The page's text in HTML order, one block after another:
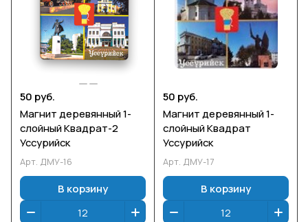
50 руб.
Магнит деревянный 1-
слойный Квадрат-2
Уссурийск
Арт. ДМУ-16
В корзину
50 руб.
Магнит деревянный 1-
слойный Квадрат
Уссурийск
Арт. ДМУ-17
В корзину